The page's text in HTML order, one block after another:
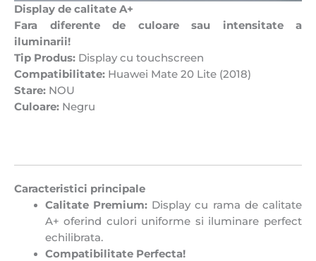
Display de calitate A+
Fara diferente de culoare sau intensitate a
iluminarii!
Tip Produs: Display cu touchscreen
Compatibilitate: Huawei Mate 20 Lite (2018)
Stare: NOU
Culoare: Negru
Caracteristici principale
Calitate Premium:Display cu rama de calitate
A+ oferind culori uniforme si iluminare perfect
echilibrata.
Compatibilitate Perfecta!